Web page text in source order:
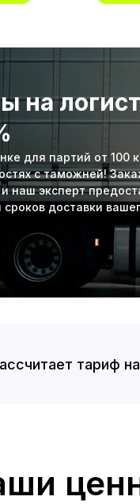
на
для партий от 100
с таможней!
наш эксперт
доставки
тариф